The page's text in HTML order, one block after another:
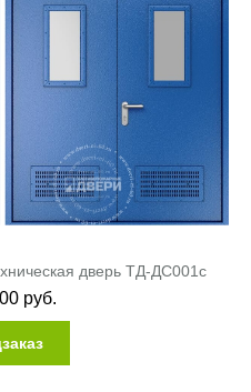
дверь ТД-ДС001c
руб.